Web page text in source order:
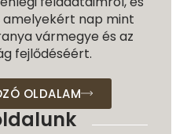
amelyekért nap mint
vármegye és az
fejlődéséért.
OLDALAM